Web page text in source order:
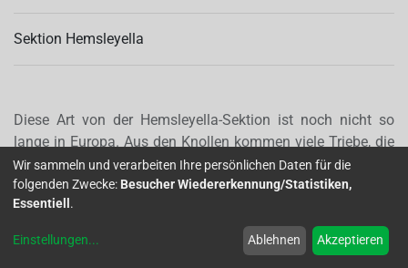
Sektion Hemsleyella
Diese Art von der Hemsleyella-Sektion ist noch nicht so
lange in Europa. Aus den Knollen kommen viele Triebe, die
sich schlecht verzweigen. Am Ende dieser Triebe entstehen
schon in Januar kleine Trauben kleiner Knospen. Bis zur
Blüte dauert es aber noch bis April/Mai. Sie sind nicht groß,
ungefähr 2,5 cm, und haben eine schöne Pastellfarbe,
wahrscheinlich weil sie im Gewächshaus nicht so viel Licht
Wir sammeln und verarbeiten Ihre persönlichen Daten für die
folgenden Zwecke: Besucher Wiedererkennung/Statistiken,
Essentiell .
Einstellungen... Ablehnen Akzeptieren